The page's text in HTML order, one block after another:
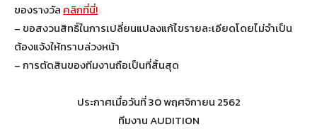
ของรางวัล คลิกที่นี่!
– ขอสงวนสิทธิ์ในการเปลี่ยนแปลงแก้ไขรายละเอียดโดยไม่จำเป็น
ต้องแจ้งให้ทราบล่วงหน้า
– การตัดสินของทีมงานถือเป็นที่สิ้นสุด
ประกาศเมื่อวันที่ 30 พฤศจิกายน 2562
ทีมงาน AUDITION